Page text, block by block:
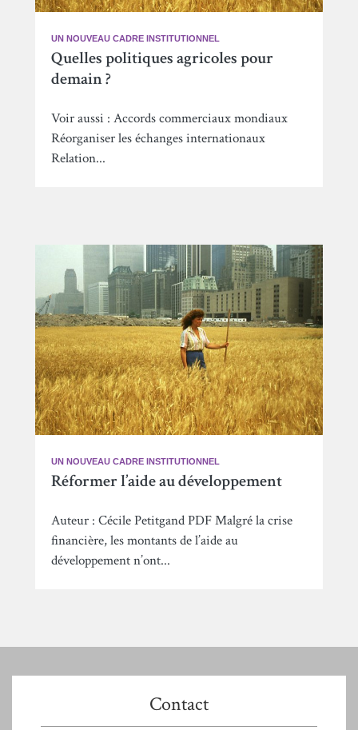
UN NOUVEAU CADRE INSTITUTIONNEL
Quelles politiques agricoles pour
demain ?
Voir aussi : Accords commerciaux mondiaux
Réorganiser les échanges internationaux
Relation...
UN NOUVEAU CADRE INSTITUTIONNEL
Réformer l’aide au développement
Auteur : Cécile Petitgand PDF Malgré la crise
financière, les montants de l’aide au
développement n’ont...
Contact